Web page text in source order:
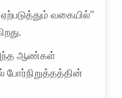
வகையில்”
அந்த ஆண்கள்
போர்நிறுத்தத்தின்